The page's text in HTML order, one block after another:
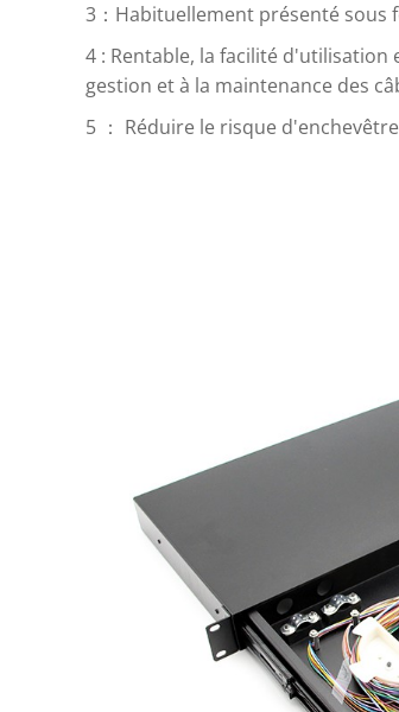
3：Habituellement présenté
4 : Rentable, la facilité
gestion et à la maintenance des
5 ： Réduire le risque